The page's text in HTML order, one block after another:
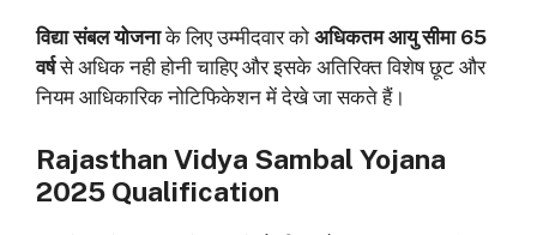
विद्या संबल योजनाके लिए उम्मीदवार को अधिकतम आयु सीमा 65
वर्षसे अधिक नही होनी चाहिए और इसके अतिरिक्त विशेष छूट और
नियम आधिकारिक नोटिफिकेशन में देखे जा सकते हैं।
Rajasthan Vidya Sambal Yojana
2025 Qualification